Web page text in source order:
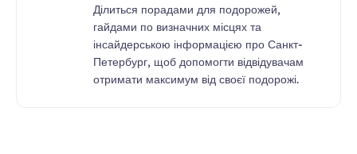
Ділиться порадами для подорожей,
гайдами по визначних місцях та
інсайдерською інформацією про Санкт-
Петербург, щоб допомогти відвідувачам
отримати максимум від своєї подорожі.